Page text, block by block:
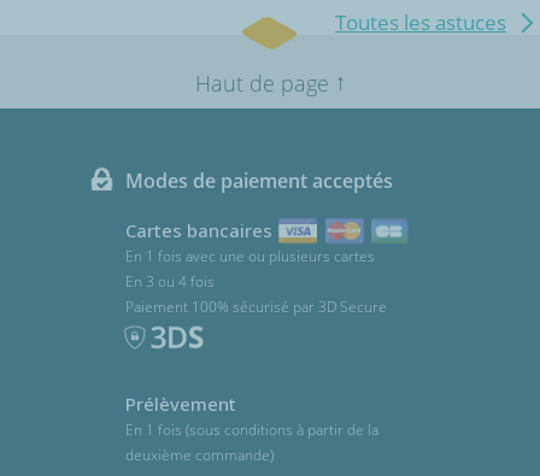
Toutes les astuces
Haut de page ↑
Modes de paiement acceptés
Cartes bancaires
En 1 fois avec une ou plusieurs cartes
En 3 ou 4 fois
Paiement 100% sécurisé par 3D Secure
Prélèvement
En 1 fois (sous conditions à partir de la
deuxième commande)